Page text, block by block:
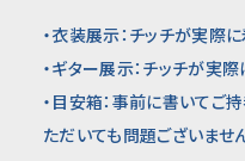
・衣装展示：チッチが実際
・ギター展示：チッチが実
・目安箱：事前に書いてご
ただいても問題ございませ